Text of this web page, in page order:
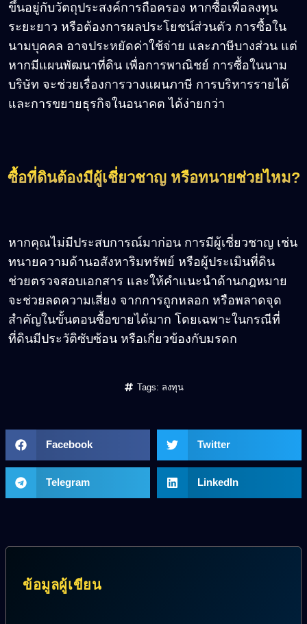
ขึ้นอยู่กับวัตถุประสงค์การถือครอง หากซื้อเพื่อลงทุน
ระยะยาว หรือต้องการผลประโยชน์ส่วนตัว การซื้อใน
นามบุคคล อาจประหยัดค่าใช้จ่าย และภาษีบางส่วน แต่
หากมีแผนพัฒนาที่ดิน เพื่อการพาณิชย์ การซื้อในนาม
บริษัท จะช่วยเรื่องการวางแผนภาษี การบริหารรายได้
และการขยายธุรกิจในอนาคต ได้ง่ายกว่า
ซื้อที่ดินต้องมีผู้เชี่ยวชาญ หรือทนายช่วยไหม?
หากคุณไม่มีประสบการณ์มาก่อน การมีผู้เชี่ยวชาญ เช่น
ทนายความด้านอสังหาริมทรัพย์ หรือผู้ประเมินที่ดิน
ช่วยตรวจสอบเอกสาร และให้คำแนะนำด้านกฎหมาย
จะช่วยลดความเสี่ยง จากการถูกหลอก หรือพลาดจุด
สำคัญในขั้นตอนซื้อขายได้มาก โดยเฉพาะในกรณีที่
ที่ดินมีประวัติซับซ้อน หรือเกี่ยวข้องกับมรดก
Tags: ลงทุน
Facebook Twitter
Telegram LinkedIn
ข้อมูลผู้เขียน